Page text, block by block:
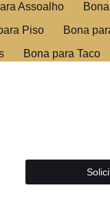
Assoalho
Piso
Bona
Bona para Taco
Clareamento